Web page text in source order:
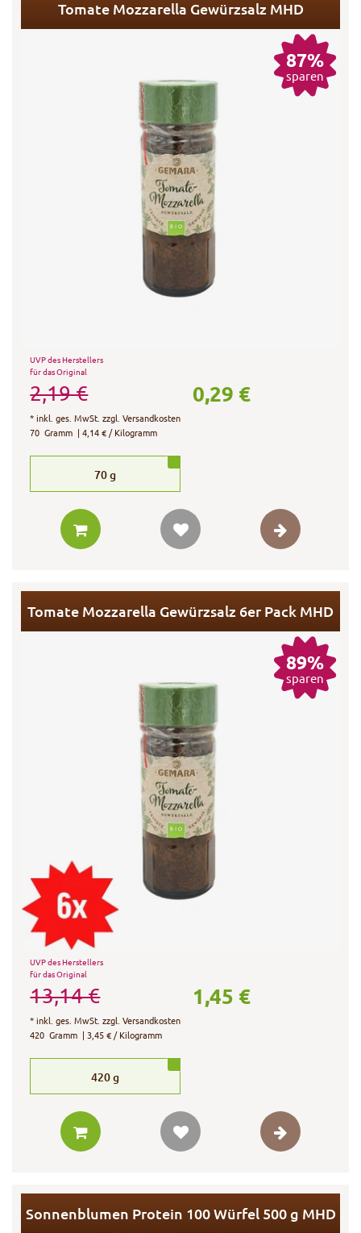
Tomate Mozzarella Gewürzsalz MHD
87%
sparen
UVP des Herstellers
für das Original
2,19 € 0,29 €
*inkl. ges. MwSt. zzgl.Versandkosten
70 Gramm | 4,14 € / Kilogramm
70g
Tomate Mozzarella Gewürzsalz 6er Pack MHD
89%
sparen
UVP des Herstellers
für das Original
13,14 € 1,45 €
*inkl. ges. MwSt. zzgl.Versandkosten
420 Gramm | 3,45 € / Kilogramm
420g
Sonnenblumen Protein 100 Würfel 500 g MHD